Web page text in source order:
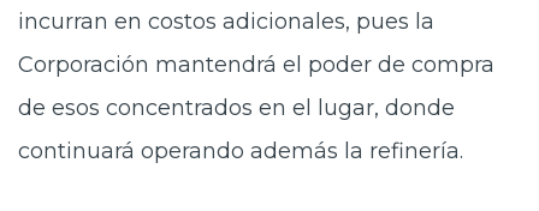
incurran en costos adicionales, pues la
Corporación mantendrá el poder de compra
de esos concentrados en el lugar, donde
continuará operando además la refinería.